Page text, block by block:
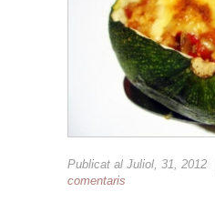
Publicat al Juliol, 31, 2012 |
comentaris